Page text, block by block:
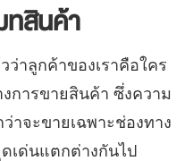
ทสินค้า
ว่าลูกค้าของเราคือใคร
การขายสินค้า ซึ่งความ
ว่าจะขายเฉพาะช่องทาง
เด่นแตกต่างกันไป